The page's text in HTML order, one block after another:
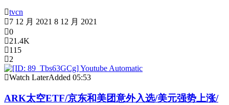
tvcn
7 12 月 2021 8 12 月 2021
0
21.4K
115
2
Watch LaterAdded 05:53
ARK太空ETF/京东和美团意外入选/美元强势上涨/